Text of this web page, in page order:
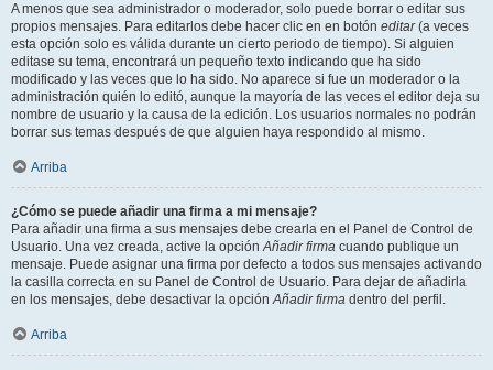
A menos que sea administrador o moderador, solo puede borrar o editar sus
propios mensajes. Para editarlos debe hacer clic en en botón editar(a veces
esta opción solo es válida durante un cierto periodo de tiempo). Si alguien
editase su tema, encontrará un pequeño texto indicando que ha sido
modificado y las veces que lo ha sido. No aparece si fue un moderador o la
administración quién lo editó, aunque la mayoría de las veces el editor deja su
nombre de usuario y la causa de la edición. Los usuarios normales no podrán
borrar sus temas después de que alguien haya respondido al mismo.
Arriba
¿Cómo se puede añadir una firma a mi mensaje?
Para añadir una firma a sus mensajes debe crearla en el Panel de Control de
Usuario. Una vez creada, active la opciónAñadir firma cuando publique un
mensaje. Puede asignar una firma por defecto a todos sus mensajes activando
la casilla correcta en su Panel de Control de Usuario. Para dejar de añadirla
en los mensajes, debe desactivar la opciónAñadir firma dentro del perfil.
Arriba